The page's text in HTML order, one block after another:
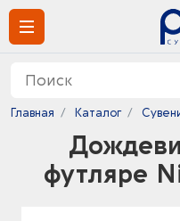
Главная Каталог
футляре